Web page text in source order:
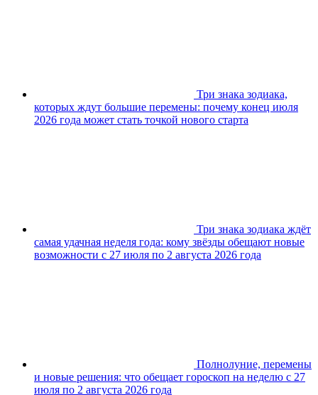
Три знака зодиака,
которых ждут большие перемены: почему конец июля
2026 года может стать точкой нового старта
Три знака зодиака ждёт
самая удачная неделя года: кому звёзды обещают новые
возможности с 27 июля по 2 августа 2026 года
Полнолуние, перемены
и новые решения: что обещает гороскоп на неделю с 27
июля по 2 августа 2026 года